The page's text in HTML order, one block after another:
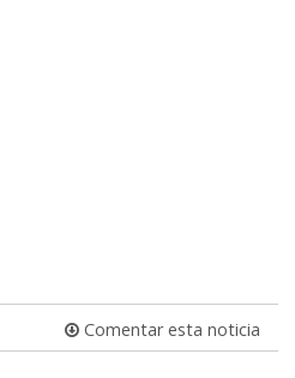
Comentar esta noticia